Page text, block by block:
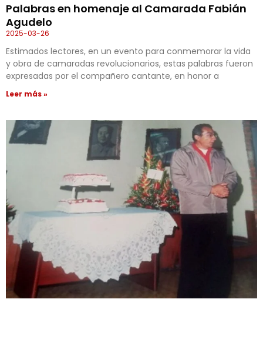
Palabras en homenaje al Camarada Fabián
Agudelo
2025-03-26
Estimados lectores, en un evento para conmemorar la vida
y obra de camaradas revolucionarios, estas palabras fueron
expresadas por el compañero cantante, en honor a
Leer más »